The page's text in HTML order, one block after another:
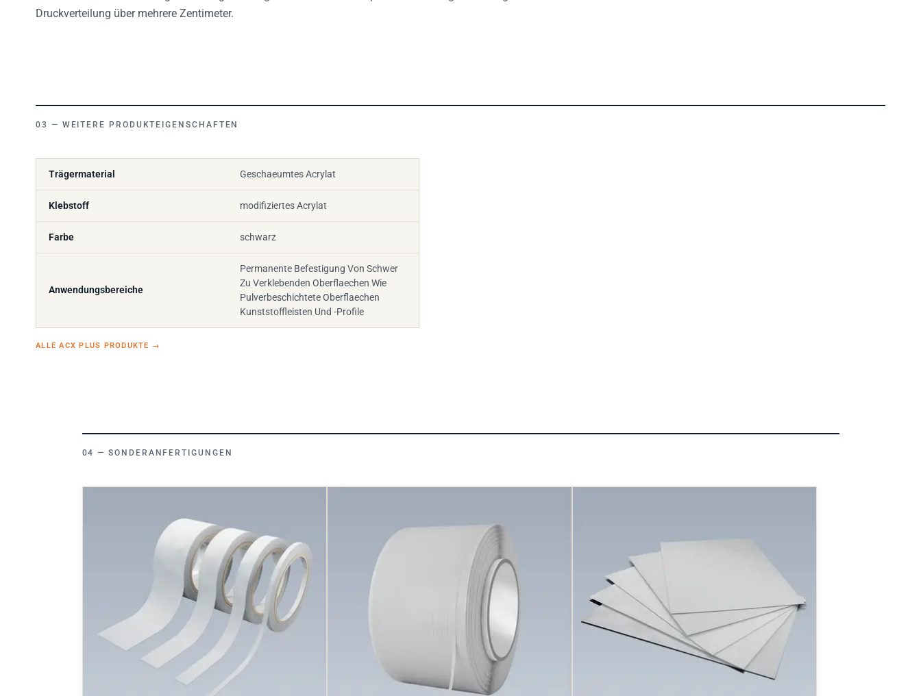
Druckverteilung über mehrere Zentimeter.
WEITERE PRODUKTEIGENSCHAFTEN
Trägermaterial Geschaeumtes Acrylat
Klebstoff modifiziertes Acrylat
Farbe schwarz
Anwendungsbereiche
Permanente Befestigung Von Schwer
Zu Verklebenden Oberflaechen Wie
Pulverbeschichtete Oberflaechen
Kunststoffleisten Und -Profile
SONDERANFERTIGUNGEN